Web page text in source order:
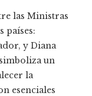
las Ministras
países:
y Diana
un
la
esenciales